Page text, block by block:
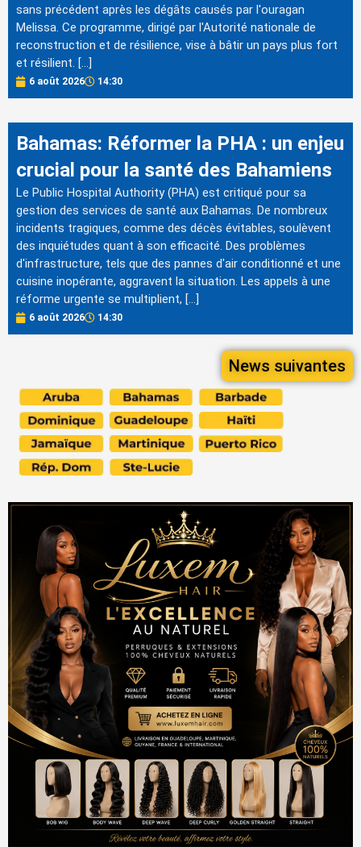
sans précédent après les dégâts causés par l'ouragan
Melissa. Ce programme, dirigé par l'Autorité nationale de
reconstruction et de résilience, vise à bâtir un pays plus fort
et résilient. […]
6 août 2026 14:30
Bahamas: Réformer la PHA : un enjeu
crucial pour la santé des Bahamiens
Le Public Hospital Authority (PHA) est critiqué pour sa
gestion des services de santé aux Bahamas. De nombreux
incidents tragiques, comme des décès évitables, soulèvent
des inquiétudes quant à son efficacité. Des problèmes
d'infrastructure, tels que des pannes d'air conditionné et une
cuisine inopérante, aggravent la situation. Les appels à une
réforme urgente se multiplient, […]
6 août 2026 14:30
News suivantes